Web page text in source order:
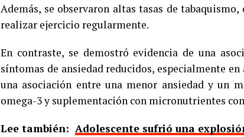
Además, se observaron altas tasas de
realizar ejercicio regularmente.
En contraste, se demostró evidencia de una
síntomas de ansiedad reducidos, especialmente
una asociación entre una menor ansiedad y un
omega-3 y suplementación con micronutrientes
Lee también: Adolescente sufrió una